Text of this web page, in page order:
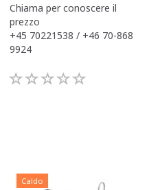
Chiama per conoscere il
prezzo
+45 70221538 / +46 70-868
9924
Caldo